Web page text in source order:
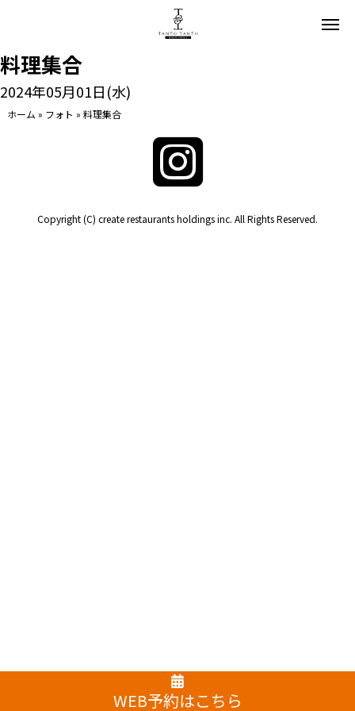
料理集合
2024年05月01日(水)
ホーム » フォト »料理集合
Copyright (C) create restaurants holdings inc. All Rights Reserved.
WEB予約はこちら